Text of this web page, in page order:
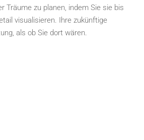
Träume zu planen, indem Sie sie bis
visualisieren. Ihre zukünftige
als ob Sie dort wären.